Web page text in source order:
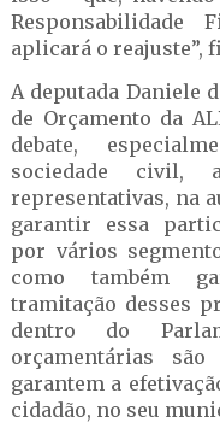
Responsabilidade
aplicará o reajuste”,
A deputada Daniele
de Orçamento da
debate,
sociedade civil,
representativas, na
garantir essa
por vários
como também
tramitação desses
dentro do
orçamentárias
garantem a
cidadão, no seu